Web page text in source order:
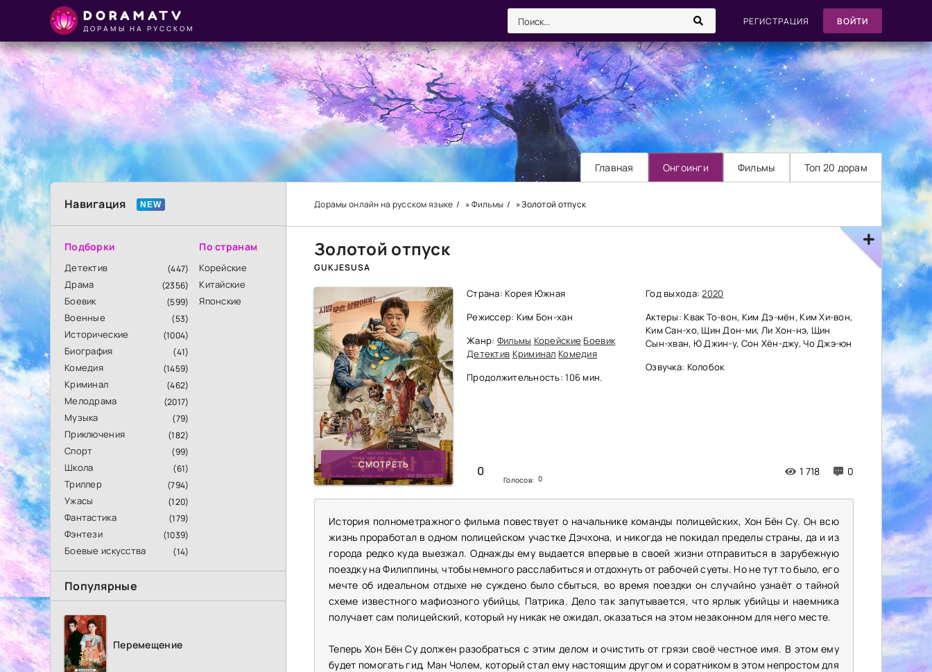
DORAMATV
ДОРАМЫ НА РУССКОМ
РЕГИСТРАЦИЯ ВОЙТИ
Главная Онгоинги Фильмы Топ 20 дорам
Навигация
Подборки
Детектив (447)
Драма (2356)
Боевик (599)
Военные (53)
Исторические (1004)
Биография (41)
Комедия (1459)
Криминал (462)
Мелодрама (2017)
Музыка (79)
Приключения (182)
Спорт (99)
Школа (61)
Триллер (794)
Ужасы (120)
Фантастика (179)
Фэнтези (1039)
Боевые искусства (14)
По странам
Корейские
Китайские
Японские
Популярные
Перемещение
Дорамы онлайн на русском языке »Фильмы » Золотой отпуск
Золотой отпуск
GUKJESUSA
СМОТРЕТЬ
Страна: Корея Южная
Режиссер: Ким Бон-хан
Жанр: Фильмы Корейские Боевик
Детектив Криминал Комедия
Продолжительность: 106 мин.
0
Голосов: 0
1 718 0
Год выхода:2020
Актеры: Квак То-вон, Ким Дэ-мён, Ким Хи-вон,
Ким Сан-хо, Щин Дон-ми, Ли Хон-нэ, Щин
Сын-хван, Ю Джин-у, Сон Хён-джу, Чо Джэ-юн
Озвучка: Колобок
История полнометражного фильма повествует о начальнике команды полицейских, Хон Бён Су. Он всю
жизнь проработал в одном полицейском участке Дэчхона, и никогда не покидал пределы страны, да и из
города редко куда выезжал. Однажды ему выдается впервые в своей жизни отправиться в зарубежную
поездку на Филиппины, чтобы немного расслабиться и отдохнуть от рабочей суеты. Но не тут то было, его
мечте об идеальном отдыхе не суждено было сбыться, во время поездки он случайно узнаёт о тайной
схеме известного мафиозного убийцы, Патрика. Дело так запутывается, что ярлык убийцы и наемника
получает сам полицейский, который ну никак не ожидал, оказаться на этом незаконном для него месте.
Теперь Хон Бён Су должен разобраться с этим делом и очистить от грязи своё честное имя. В этом ему
будет помогать гид, Ман Чолем, который стал ему настоящим другом и соратником в этом непростом для